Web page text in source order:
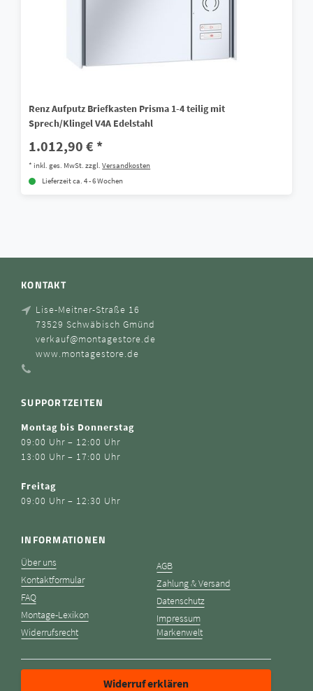
Renz Aufputz Briefkasten Prisma 1-4 teilig mit
Sprech/Klingel V4A Edelstahl
1.012,90 € *
*inkl. ges. MwSt. zzgl.Versandkosten
Lieferzeit ca. 4 - 6 Wochen
KONTAKT
Lise-Meitner-Straße 16
73529 Schwäbisch Gmünd
verkauf@montagestore.de
www.montagestore.de
SUPPORTZEITEN
Montag bis Donnerstag
09:00 Uhr – 12:00 Uhr
13:00 Uhr – 17:00 Uhr
Freitag
09:00 Uhr – 12:30 Uhr
INFORMATIONEN
Über uns
Kontaktformular
FAQ
Montage-Lexikon
Widerrufsrecht
AGB
Zahlung & Versand
Datenschutz
Impressum
Markenwelt
Widerruf erklären